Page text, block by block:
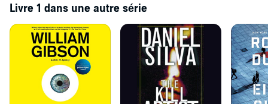
Livre 1 dans une autre série